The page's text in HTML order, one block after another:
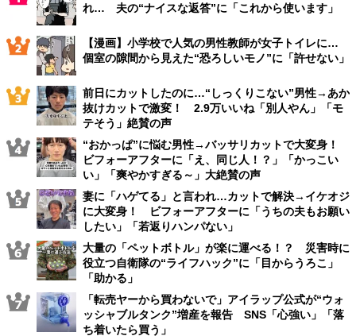
れ… 夫の“ナイスな返答”に「これから使います」
【漫画】小学校で人気の男性教師が女子トイレに…
個室の隙間から見えた“恐ろしいモノ”に「許せない」
前日にカットしたのに…“しっくりこない”男性→あか
抜けカットで激変！ 2.9万いいね「別人やん」「モ
テそう」絶賛の声
“おかっぱ”に悩む男性→バッサリカットで大変身！
ビフォーアフターに「え、同じ人！？」「かっこい
い」「爽やかすぎる～」大絶賛の声
妻に「ハゲてる」と言われ…カットで解決→イケオジ
に大変身！ ビフォーアフターに「うちの夫もお願い
したい」「若返りハンパない」
大量の「ペットボトル」が楽に運べる！？ 災害時に
役立つ自衛隊の“ライフハック”に「目からうろこ」
「助かる」
「転売ヤーから買わないで」アイラップ公式が“ウォ
ッシャブルタンク”増産を報告 SNS「心強い」「落
ち着いたら買う」